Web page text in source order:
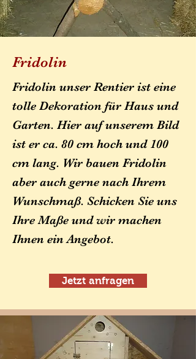
Fridolin
Fridolin unser Rentier ist eine
tolle Dekoration für Haus und
Garten. Hier auf unserem Bild
ist er ca. 80 cm hoch und 100
cm lang. Wir bauen Fridolin
aber auch gerne nach Ihrem
Wunschmaß. Schicken Sie uns
Ihre Maße und wir machen
Ihnen ein Angebot.
Jetzt anfragen